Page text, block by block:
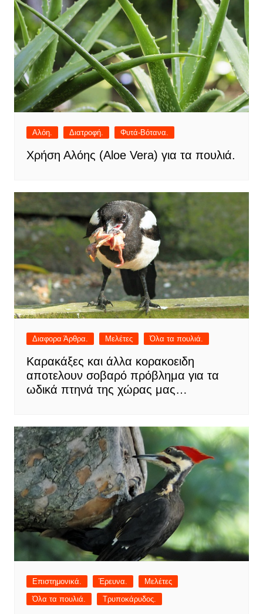
Αλόη. Διατροφή. Φυτά-Βότανα.
Χρήση Αλόης (Aloe Vera) για τα πουλιά.
Διαφορα Άρθρα. Μελέτες Όλα τα πουλιά.
Καρακάξες και άλλα κορακοειδη
αποτελουν σοβαρό πρόβλημα για τα
ωδικά πτηνά της χώρας μας…
Επιστημονικά. Έρευνα.
Μελέτες
Όλα τα πουλιά.
Τρυποκάρυδος.